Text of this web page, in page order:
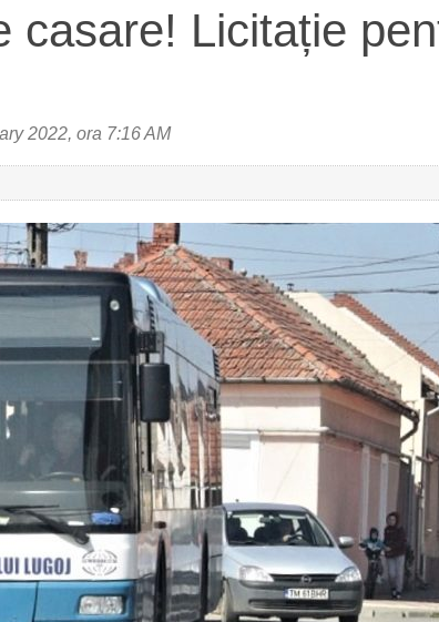
TRAVEL VLOG
casare! Licitație
2022, ora 7:16 AM